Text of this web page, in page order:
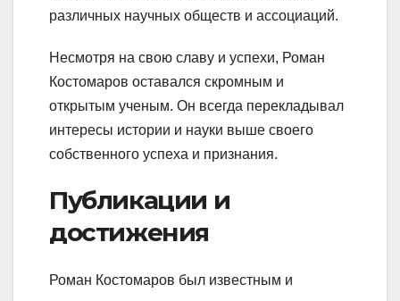
различных научных обществ и ассоциаций.
Несмотря на свою славу и успехи, Роман
Костомаров оставался скромным и
открытым ученым. Он всегда перекладывал
интересы истории и науки выше своего
собственного успеха и признания.
Публикации и
достижения
Роман Костомаров был известным и